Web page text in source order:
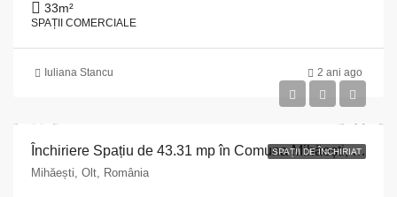
33m²
SPAȚII COMERCIALE
Iuliana Stancu 2 ani ago
SPAȚII DE ÎNCHIRIAT
Închiriere Spațiu de 43.31 mp în Comuna Mihăești, Județul Olt
Mihăești, Olt, România